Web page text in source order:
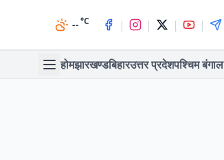
--°C | | | |
होमझारखण्डबिहारउत्तर प्रदेशपश्चिम बंगाल